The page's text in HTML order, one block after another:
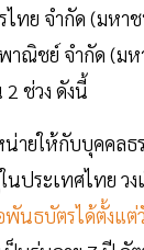
ไทย จำกัด (มหา
าณิชย์ จำกัด (มห
ช่วง ดังนี้
น่ายให้กับบุคคล
ประเทศไทย วง
พันธบัตรได้ตั้งแต่